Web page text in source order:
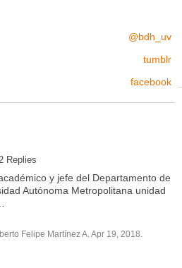
@bdh_uv
tumblr
facebook
Replies
y jefe del Departamento de
Autónoma Metropolitana unidad
Felipe Martínez A. Apr 19, 2018.